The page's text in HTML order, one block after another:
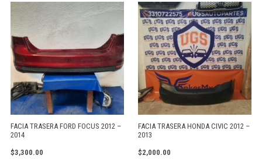
FACIA TRASERA FORD FOCUS 2012 –
2014
$3,300.00
FACIA TRASERA HONDA CIVIC 2012 –
2013
$2,000.00